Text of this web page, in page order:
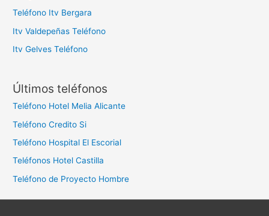
Teléfono Itv Bergara
Itv Valdepeñas Teléfono
Itv Gelves Teléfono
Últimos teléfonos
Teléfono Hotel Melia Alicante
Teléfono Credito Si
Teléfono Hospital El Escorial
Teléfonos Hotel Castilla
Teléfono de Proyecto Hombre